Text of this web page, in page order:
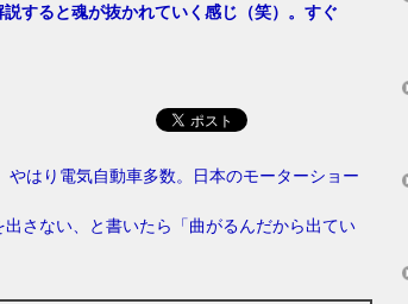
すると魂が抜かれていく感じ（笑）。すぐ
はり電気自動車多数。日本のモーターショー
さない、と書いたら「曲がるんだから出てい